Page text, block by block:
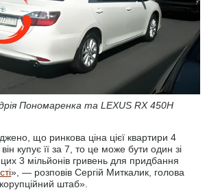
Пономаренка та LEXUS RX 450H
що ринкова ціна цієї квартири 4
купує її за 7, то це може бути один зі
цих 3 мільйонів гривень для придбання
», — розповів Сергій Миткалик, голова
штаб».